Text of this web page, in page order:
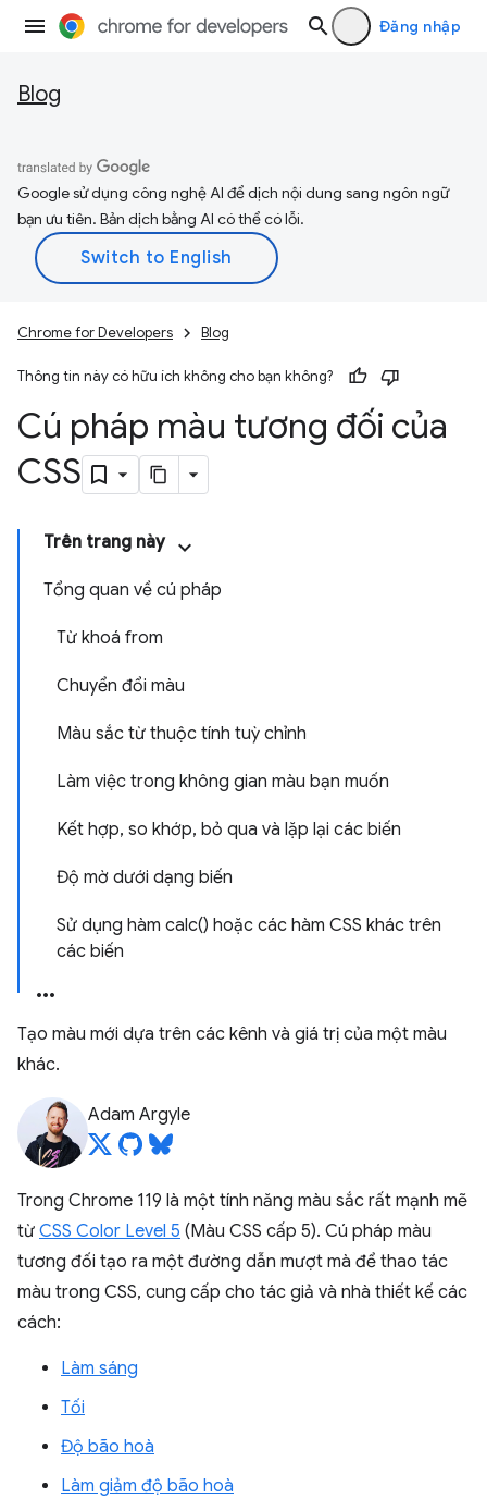
Đăng nhập
Blog
Google sử dụng công nghệ AI để dịch nội dung sang ngôn ngữ
bạn ưu tiên. Bản dịch bằng AI có thể có lỗi.
Chrome for Developers Blog
Thông tin này có hữu ích không cho bạn không?
Cú pháp màu tương đối của
CSS
Trên trang này
Tổng quan về cú pháp
Từ khoá from
Chuyển đổi màu
Màu sắc từ thuộc tính tuỳ chỉnh
Làm việc trong không gian màu bạn muốn
Kết hợp, so khớp, bỏ qua và lặp lại các biến
Độ mờ dưới dạng biến
Sử dụng hàm calc() hoặc các hàm CSS khác trên
các biến
Tạo màu mới dựa trên các kênh và giá trị của một màu
khác.
Adam Argyle
Trong Chrome 119 là một tính năng màu sắc rất mạnh mẽ
từ CSS Color Level 5 (Màu CSS cấp 5). Cú pháp màu
tương đối tạo ra một đường dẫn mượt mà để thao tác
màu trong CSS, cung cấp cho tác giả và nhà thiết kế các
cách:
Làm sáng
Tối
Độ bão hoà
Làm giảm độ bão hoà